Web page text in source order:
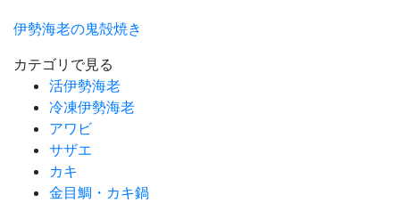
伊勢海老の鬼殻焼き
カテゴリで見る
活伊勢海老
冷凍伊勢海老
アワビ
サザエ
カキ
金目鯛・カキ鍋